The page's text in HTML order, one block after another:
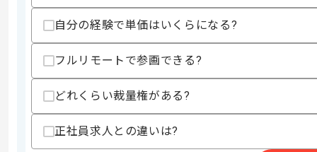
求めるスキル
・Laravelを用いた開発経験
・チーム開発の経験3年以上
・基本設計以降の担当経験
歓迎スキル
・コードレビューの経験
自分の経験で単価はいくらになる?
フルリモートで参画できる?
どれくらい裁量権がある?
正社員求人との違いは?